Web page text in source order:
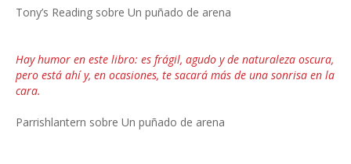
Tony’s Reading sobre Un puñado de arena
Hay humor en este libro: es frágil, agudo y de naturaleza oscura,
pero está ahí y, en ocasiones, te sacará más de una sonrisa en la
cara.
Parrishlantern sobre Un puñado de arena